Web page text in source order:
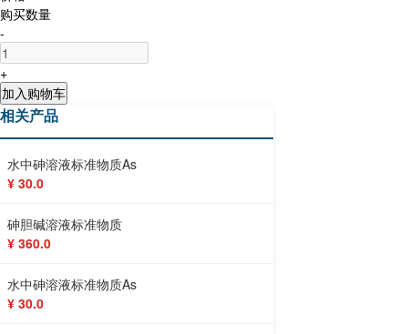
购买数量
-
+
加入购物车
相关产品
水中砷溶液标准物质As
¥ 30.0
砷胆碱溶液标准物质
¥ 360.0
水中砷溶液标准物质As
¥ 30.0